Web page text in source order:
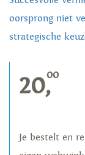
oorsprong niet
strategische
20,00
Je bestelt en